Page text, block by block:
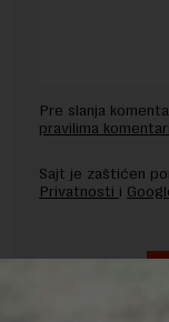
Pre slanja
pravilima
Sajt je zaštićen
Privatnosti i